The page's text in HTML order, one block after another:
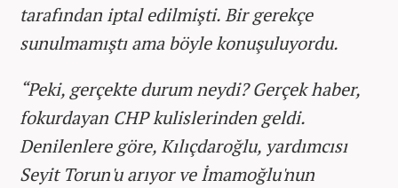
tarafından iptal edilmişti. Bir gerekçe
sunulmamıştı ama böyle konuşuluyordu.
“Peki, gerçekte durum neydi? Gerçek haber,
fokurdayan CHP kulislerinden geldi.
Denilenlere göre, Kılıçdaroğlu, yardımcısı
Seyit Torun'u arıyor ve İmamoğlu'nun